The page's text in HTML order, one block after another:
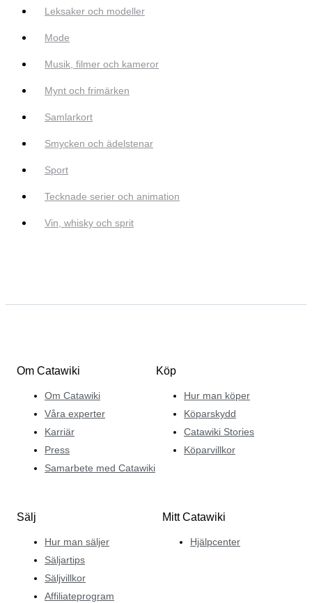
Leksaker och modeller
Mode
Musik, filmer och kameror
Mynt och frimärken
Samlarkort
Smycken och ädelstenar
Sport
Tecknade serier och animation
Vin, whisky och sprit
Om Catawiki
Om Catawiki
Våra experter
Karriär
Press
Samarbete med Catawiki
Köp
Hur man köper
Köparskydd
Catawiki Stories
Köparvillkor
Sälj
Hur man säljer
Säljartips
Säljvillkor
Affiliateprogram
Mitt Catawiki
Hjälpcenter